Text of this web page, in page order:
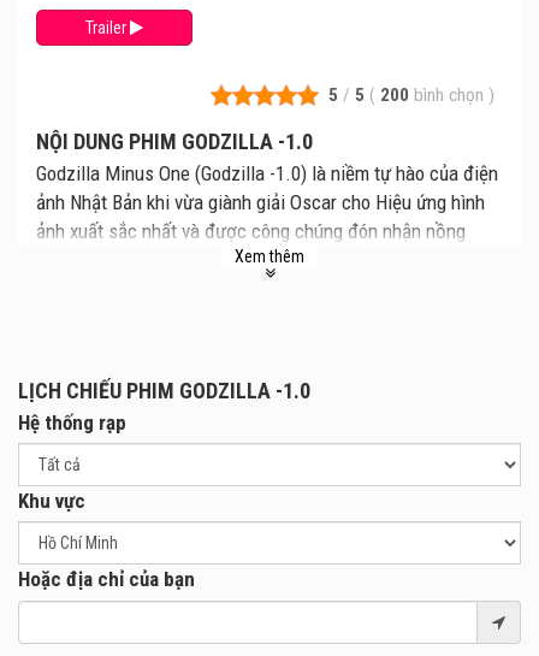
5 / 5 ( 200 bình chọn )
NỘI DUNG PHIM GODZILLA -1.0
Godzilla Minus One (Godzilla -1.0) là niềm tự hào của điện
ảnh Nhật Bản khi vừa giành giải Oscar cho Hiệu ứng hình
ảnh xuất sắc nhất và được công chúng đón nhận nồng
nhiệt. Phim theo chân Shikijima Koichi, một phi công trẻ
khen ngợi là một trong những tác phẩm xuất sắc nhất về
Godzilla, phim có sự tham gia của dàn sao lớn như Kamiki
Ryunosuke, Hamabe Minami, Yamada Yuki, Aoki Munetaka,
Yoshioka Hidetaka, Ando Sakura, và Sasaki Kuranosuke,
đánh dấu kỷ niệm 70 năm loạt phim quái vật huyền thoại.
Xem thêm
Trailer
LỊCH CHIẾU PHIM GODZILLA -1.0
Hệ thống rạp
Khu vực
Hoặc địa chỉ của bạn